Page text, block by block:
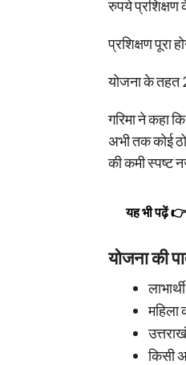
रुपये प्रशिक्षण
प्रशिक्षण पूरा
योजना के तहत
गरिमा ने कहा
अभी तक कोई
की कमी स्पष्ट
यह भी पढ़ें 👉
योजना की
महिला
किसी